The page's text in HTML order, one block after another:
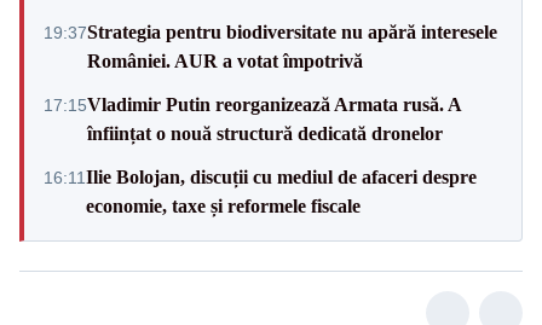
19:37Strategia pentru biodiversitate nu apără interesele
României. AUR a votat împotrivă
17:15Vladimir Putin reorganizează Armata rusă. A
înființat o nouă structură dedicată dronelor
16:11Ilie Bolojan, discuții cu mediul de afaceri despre
economie, taxe și reformele fiscale